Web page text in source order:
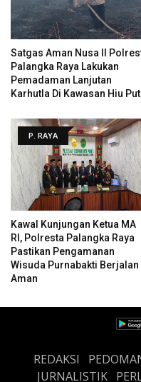
Satgas Aman Nusa II
Palangka Raya Lakukan
Pemadaman Lanjutan
Karhutla Di Kawasan Hiu
P. RAYA
Kawal Kunjungan Ketua MA
RI, Polresta Palangka Raya
Pastikan Pengamanan
Wisuda Purnabakti Berjalan
Aman
REDAKSI
JURNALISTIK